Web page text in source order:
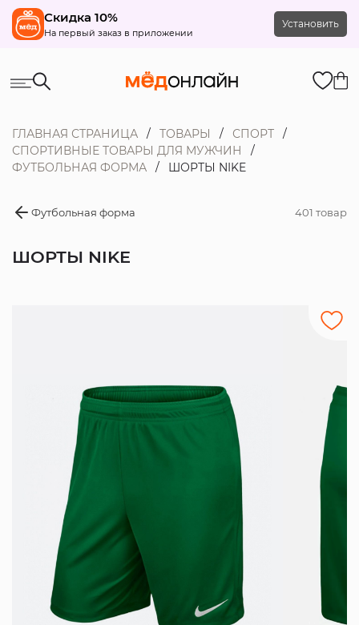
Скидка 10%
На первый заказ в приложении
Установить
ГЛАВНАЯ СТРАНИЦА ТОВАРЫ
СПОРТ
СПОРТИВНЫЕ ТОВАРЫ ДЛЯ МУЖЧИН
ФУТБОЛЬНАЯ ФОРМА
ШОРТЫ NIKE
Футбольная форма 401 товар
ШОРТЫ NIKE